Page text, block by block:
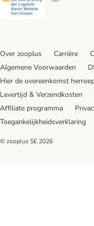
Over zooplus Carrière
Algemene Voorwaarden
Hier de overeenkomst
Levertijd & Verzendkosten
Affiliate programma
Toegankelijkheidsverklaring
© zooplus SE 2026